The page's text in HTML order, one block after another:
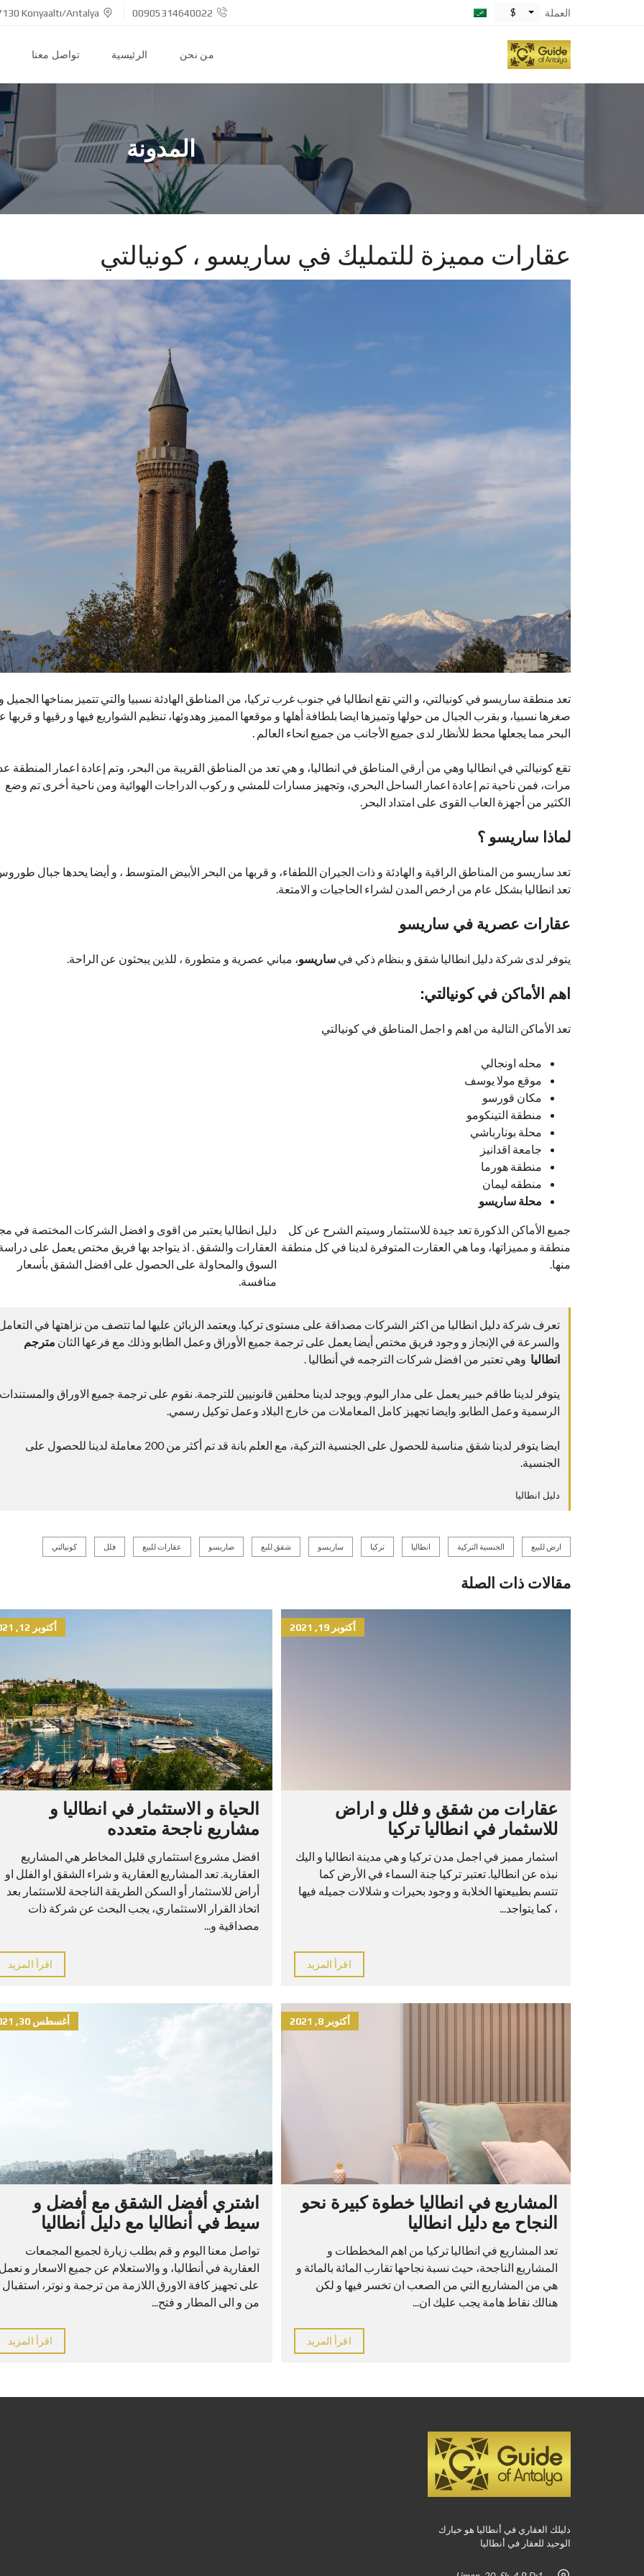
العملة $
00905314640022
Konyaaltı/Antalya
من نحن الرئيسية تواصل معنا
المدونة
عقارات مميزة للتمليك في ساريسو ، كونيالتي
تعد منطقة ساريسو في كونيالتي، و التي تقع انطاليا في جنوب غرب تركيا، من المناطق الهادئة نسبيا والتي تتميز بمناخها الجميل
صغرها نسبيا، و بقرب الجبال من حولها وتميزها ايضا بلطافة أهلها و موقعها المميز وهدوئها، تنظيم الشواريع فيها و رقيها و قربها
البحر مما يجعلها محط للأنظار لدى جميع الأجانب من جميع انحاء العالم .
تقع كونيالتي في انطاليا وهي من أرقي المناطق في انطاليا، و هي تعد من المناطق القريبة من البحر، وتم إعادة اعمار المنطقة
مرات، فمن ناحية تم إعادة اعمار الساحل البحري، وتجهيز مسارات للمشي و ركوب الدراجات الهوائية ومن ناحية أخرى تم وضع
الكثير من أجهزة العاب القوى على امتداد البحر.
لماذا ساريسو ؟
تعد ساريسو من المناطق الراقية و الهادئة و ذات الجيران اللطفاء، و قربها من البحر الأبيض المتوسط ، و أيضا يحدها جبال
تعد انطاليا بشكل عام من ارخص المدن لشراء الحاجيات و الامتعة.
عقارات عصرية في ساريسو
يتوفر لدى شركة دليل انطاليا شقق و بنظام ذكي في ساريسو، مباني عصرية و متطورة ، للذين يبحثون عن الراحة.
اهم الأماكن فيكونيالتي:
تعد الأماكن التالية من اهم و اجمل المناطق في كونيالتي
محله اونجالي
موقع مولا يوسف
مكان قورسو
منطقة التينكومو
محلة بونارباشي
جامعة اقدانيز
منطقة هورما
منطقه ليمان
محلة ساريسو
جميع الأماكن الذكورة تعد جيدة للاستثمار وسيتم الشرح عن كل
منطقة و مميزاتها، وما هي العقارت المتوفرة لدينا في كل منطقة
منها.
دليل انطاليا يعتبر من اقوى و افضل الشركات المختصة في
العقارات والشقق . اذ يتواجد بها فريق مختص يعمل على
السوق والمحاولة على الحصول على افضل الشقق بأسعار
منافسة.
تعرف شركة دليل انطاليا من اكثر الشركات مصداقة على مستوى تركيا. ويعتمد الزبائن عليها لما تتصف من نزاهتها في
والسرعة في الإنجاز و وجود فريق مختص أيضا يعمل على ترجمة جميع الأوراق وعمل الطابو وذلك مع فرعها الثان مترجم
انطاليا وهي تعتبر من افضل شركات الترجمه في أنطاليا .
يتوفر لدينا طاقم خبير يعمل على مدار اليوم. ويوجد لدينا محلفين قانونيين للترجمة. نقوم على ترجمة جميع الاوراق والمستندات
الرسمية وعمل الطابو. وايضا تجهيز كامل المعاملات من خارج البلاد وعمل توكيل رسمي.
ايضا يتوفر لدينا شقق مناسبة للحصول على الجنسية التركية، مع العلم بانة قد تم أكثر من 200 معاملة لدينا للحصول على
الجنسية.
دليل انطاليا
ارض للبيع الجنسية التركية انطاليا تركيا ساريسو شقق للبع صاريسو عقارات للبيع فلل كونيالتي
مقالات ذات الصلة
أكتوبر 19, 2021
عقارات من شقق و فلل و اراض
للاسثمار في انطاليا تركيا
اسثمار مميز في اجمل مدن تركيا و هي مدينة انطاليا و اليك
نبذه عن انطاليا. تعتبر تركيا جنة السماء في الأرض كما
تتسم بطبيعتها الخلابة و وجود بحيرات و شلالات جميله فيها
، كما يتواجد...
اقرأ المزيد
أكتوبر 12, 2021
الحياة و الاستثمار في انطاليا و
مشاريع ناجحة متعدده
افضل مشروع استثماري قليل المخاطر هي المشاريع
العقارية. تعد المشاريع العقارية و شراء الشقق او الفلل او
أراض للاستثمار أو السكن الطريقة الناجحة للاستثمار بعد
اتخاذ القرار الاستثماري، يجب البحث عن شركة ذات
مصداقية و...
اقرأ المزيد
أكتوبر 8, 2021
المشاريع في انطاليا خطوة كبيرة نحو
النجاح مع دليل انطاليا
تعد المشاريع في انطاليا تركيا من اهم المخططات و
المشاريع الناجحة، حيث نسبة نجاحها تقارب المائة بالمائة و
هي من المشاريع التي من الصعب ان تخسر فيها و لكن
هنالك نقاط هامة يجب عليك ان...
اقرأ المزيد
أغسطس 30, 2021
اشتري أفضل الشقق مع أفضل و
سيط في أنطاليا مع دليل أنطاليا
تواصل معنا اليوم و قم بطلب زيارة لجميع المجمعات
العقارية في أنطاليا، و والاستعلام عن جميع الاسعار و
على تجهيز كافة الاورق اللازمة من ترجمة و نوتر، استقبال
من و الى المطار و فتح...
اقرأ المزيد
دليلك العقاري في أنطاليا هو خيارك
الوحيد للعقار في أنطاليا